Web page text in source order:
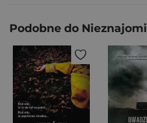
Podobne do Nieznajomi